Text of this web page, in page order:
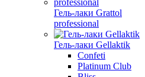
Гель-лаки Grattol
professional
Гель-лаки Gellaktik
Confeti
Platinum Club